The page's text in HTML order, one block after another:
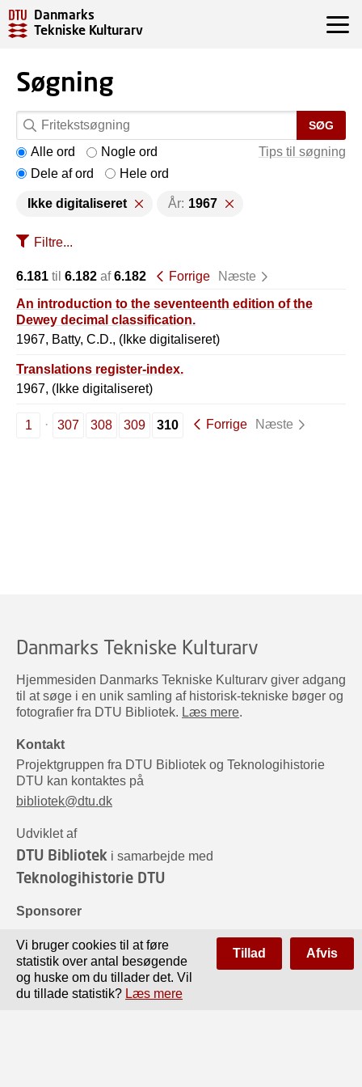
Danmarks
Tekniske Kulturarv
Søgning
SØG
Tips til søgning
Alle ord
Nogle ord
Dele af ord
Hele ord
Ikke digitaliseret År: 1967
Filtre...
6.181 til 6.182 af6.182 Forrige
Næste
An introduction to the seventeenth edition of the
Dewey decimal classification.
1967, Batty, C.D., (Ikke digitaliseret)
Translations register-index.
1967, (Ikke digitaliseret)
1 307 308 309 310 Forrige Næste
Danmarks Tekniske Kulturarv
Hjemmesiden Danmarks Tekniske Kulturarv giver adgang
til at søge i en unik samling af historisk-tekniske bøger og
fotografier fra DTU Bibliotek. Læs mere.
Kontakt
Projektgruppen fra DTU Bibliotek og Teknologihistorie
DTU kan kontaktes på
bibliotek@dtu.dk
Udviklet af
DTU Bibliotek i samarbejde med
Teknologihistorie DTU
Sponsorer
Vi bruger cookies til at føre
statistik over antal besøgende
og huske om du tillader det. Vil
du tillade statistik? Læs mere
Tillad Afvis